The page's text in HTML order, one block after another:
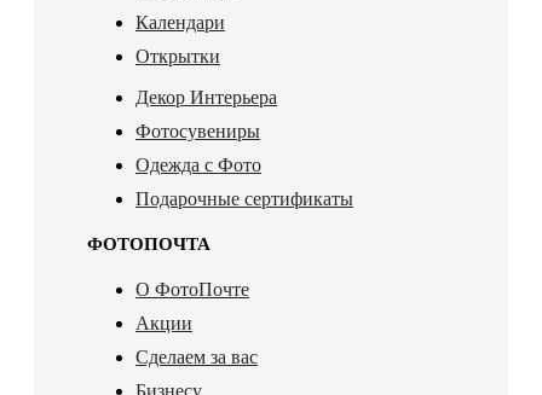
Календари
Открытки
Декор Интерьера
Фотосувениры
Одежда с Фото
Подарочные сертификаты
ФОТОПОЧТА
О ФотоПочте
Акции
Сделаем за вас
Бизнесу